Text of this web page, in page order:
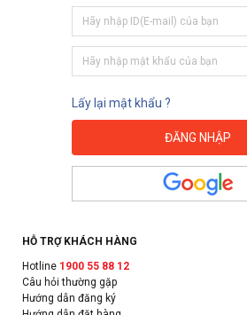
Lấy lại mật khẩu ?
HỖ TRỢ KHÁCH HÀNG
Hotline 1900 55 88 12
Câu hỏi thường gặp
Hướng dẫn đăng ký